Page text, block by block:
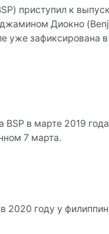
приступил к
Диокно
уже зафиксирована
в марте 2019
7 марта.
2020 году у